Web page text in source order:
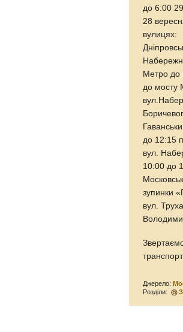
до 6:00
28
вулицях:
Метро до
до мосту
до 12:15
вул.
10:00 до
зупинки
вул.
Джерело:
Розділи: